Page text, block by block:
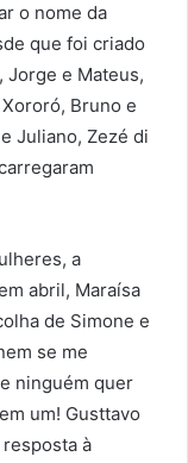
o nome da
que foi criado
Jorge e Mateus,
Bruno e
Juliano, Zezé di
a
abril, Maraísa
de Simone e
se me
ninguém quer
um! Gusttavo
resposta à